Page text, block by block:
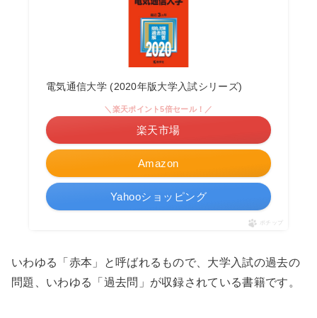
電気通信大学 (2020年版大学入試シリーズ)
Amazon
＼楽天ポイント5倍セール！／
楽天市場
Yahooショッピング
ポチップ
いわゆる「赤本」と呼ばれるもので、大学入試の過去の
問題、いわゆる「過去問」が収録されている書籍です。